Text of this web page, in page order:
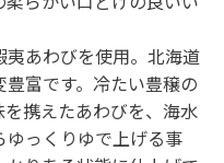
夷あわびを使用。北海道
富です。冷たい豊穣の
携えたあわびを、海水
ゆっくりゆで上げる事